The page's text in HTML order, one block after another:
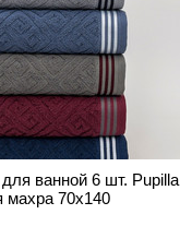
ванной 6 шт. Pupilla
махра 70х140